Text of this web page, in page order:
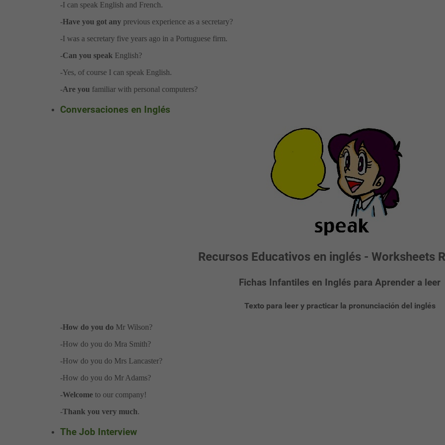
-I can speak English and French.
-Have you got any previous experience as a secretary?
-I was a secretary five years ago in a Portuguese firm.
-Can you speak English?
-Yes, of course I can speak English.
-Are you familiar with personal computers?
Conversaciones en Inglés
Recursos Educativos en inglés - Worksheets
Fichas Infantiles en Inglés para Aprender a leer
Texto para leer y practicar la pronunciación del inglés
-How do you do Mr Wilson?
-How do you do Mra Smith?
-How do you do Mrs Lancaster?
-How do you do Mr Adams?
-Welcome to our company!
-Thank you very much.
The Job Interview